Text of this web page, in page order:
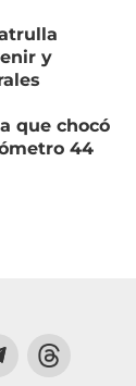
y
que chocó
44